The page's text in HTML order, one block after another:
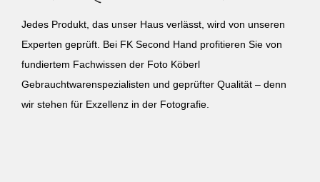
Jedes Produkt, das unser Haus verlässt, wird von unseren
Experten geprüft. Bei FK Second Hand profitieren Sie von
fundiertem Fachwissen der Foto Köberl
Gebrauchtwarenspezialisten und geprüfter Qualität – denn
wir stehen für Exzellenz in der Fotografie.